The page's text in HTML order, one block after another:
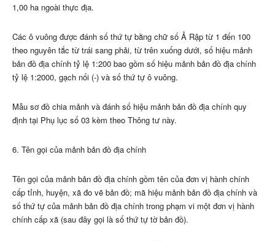
1,00 ha ngoài thực địa.
Các ô vuông được đánh số thứ tự bằng chữ số Ả Rập từ 1 đến 100
theo nguyên tắc từ trái sang phải, từ trên xuống dưới, số hiệu mảnh
bản đồ địa chính tỷ lệ 1:200 bao gồm số hiệu mảnh bản đồ địa chính
tỷ lệ 1:2000, gạch nối (-) và số thứ tự ô vuông.
Mẫu sơ đồ chia mảnh và đánh số hiệu mảnh bản đồ địa chính quy
định tại Phụ lục số 03 kèm theo Thông tư này.
6. Tên gọi của mảnh bản đồ địa chính
Tên gọi của mảnh bản đồ địa chính gồm tên của đơn vị hành chính
cấp tỉnh, huyện, xã đo vẽ bản đồ; mã hiệu mảnh bản đồ địa chính và
số thứ tự của mảnh bản đồ địa chính trong phạm vi một đơn vị hành
chính cấp xã (sau đây gọi là số thứ tự tờ bản đồ).